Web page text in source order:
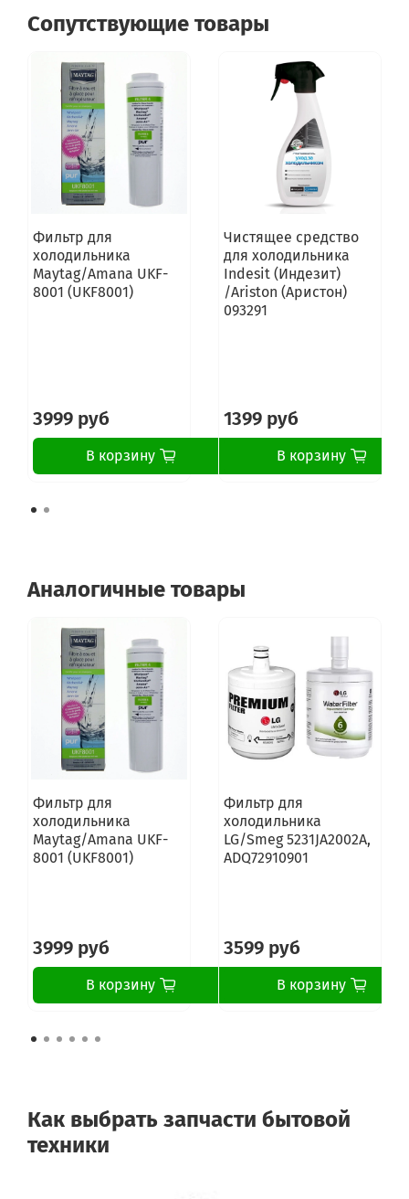
Сопутствующие товары
Фильтр для
холодильника
Maytag/Amana UKF-
8001 (UKF8001)
3999 руб
В корзину
Чистящее средство
для холодильника
Indesit (Индезит)
/Ariston (Аристон)
093291
1399 руб
В корзину
Аналогичные товары
Фильтр для
холодильника
Maytag/Amana UKF-
8001 (UKF8001)
3999 руб
В корзину
Фильтр для
холодильника
LG/Smeg 5231JA2002A,
ADQ72910901
3599 руб
В корзину
Как выбрать запчасти бытовой
техники